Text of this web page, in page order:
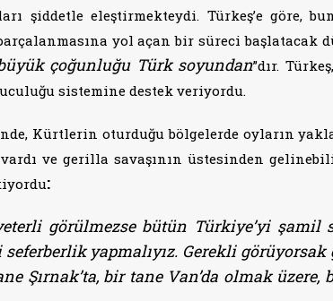
şiddetle eleştirmekteydi. Türkeş’e göre,
yol açan bir süreci başlatacak
çoğunluğu Türk soyundan”dır.
sistemine destek veriyordu.
Kürtlerin oturduğu bölgelerde oyların
ve gerilla savaşının üstesinden
:
görülmezse bütün Türkiye’yi şamil
yapmalıyız. Gerekli
Şırnak’ta, bir tane Van’da olmak üzere,